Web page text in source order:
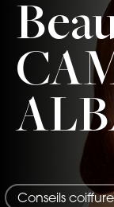
Conseils coiffure